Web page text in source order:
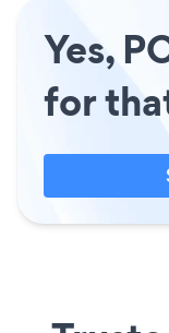
Yes,
for